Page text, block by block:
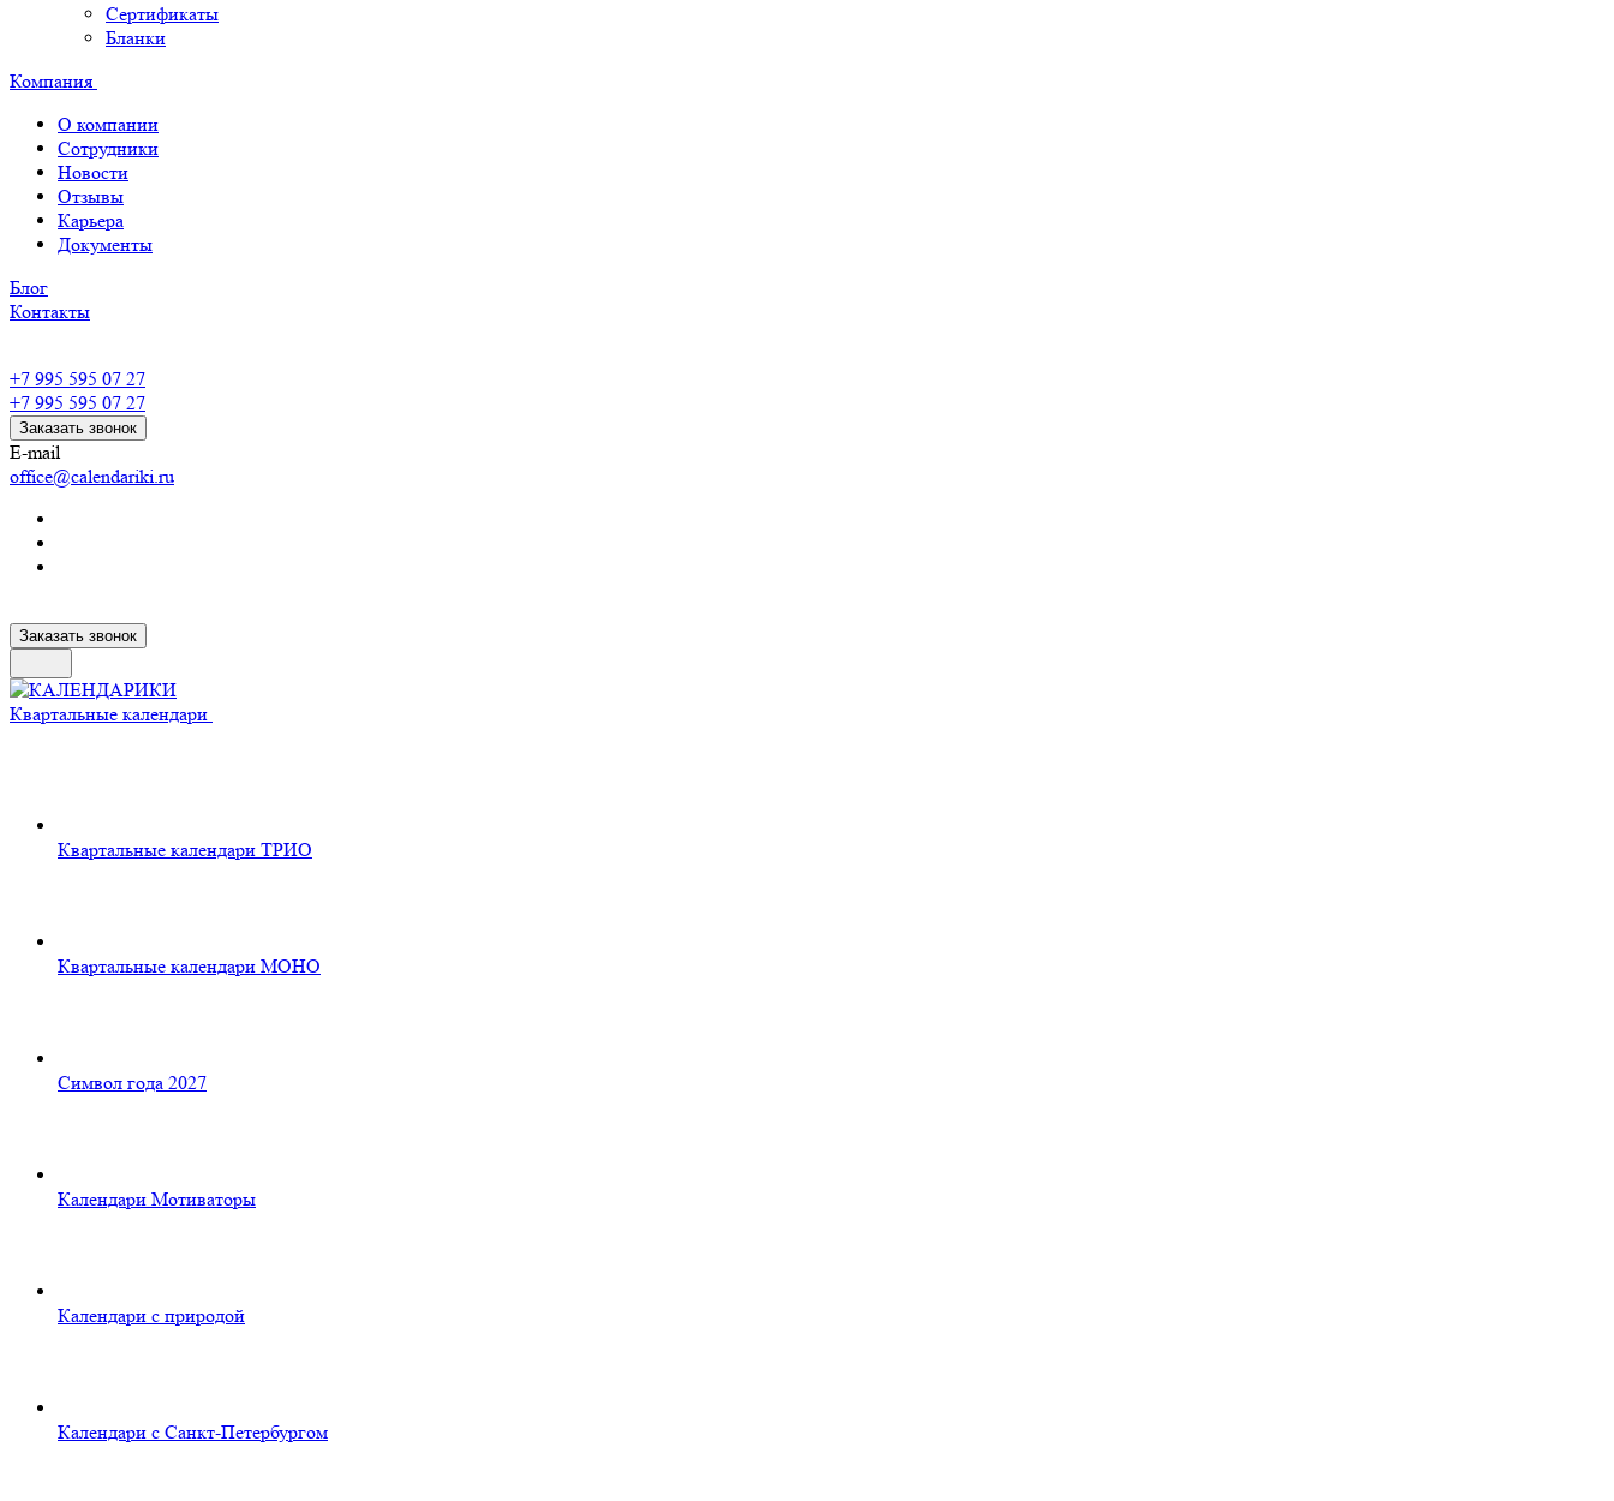
Сертификаты
Бланки
Компания
О компании
Сотрудники
Новости
Отзывы
Карьера
Документы
Блог
Контакты
+7 995 595 07 27
+7 995 595 07 27
Заказать звонок
E-mail
office@calendariki.ru
Заказать звонок
Квартальные календари
Квартальные календари ТРИО
Квартальные календари МОНО
Символ года 2027
Календари Мотиваторы
Календари с природой
Календари с Санкт-Петербургом